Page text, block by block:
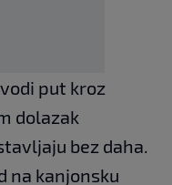
put kroz
dolazak
bez daha.
na kanjonsku